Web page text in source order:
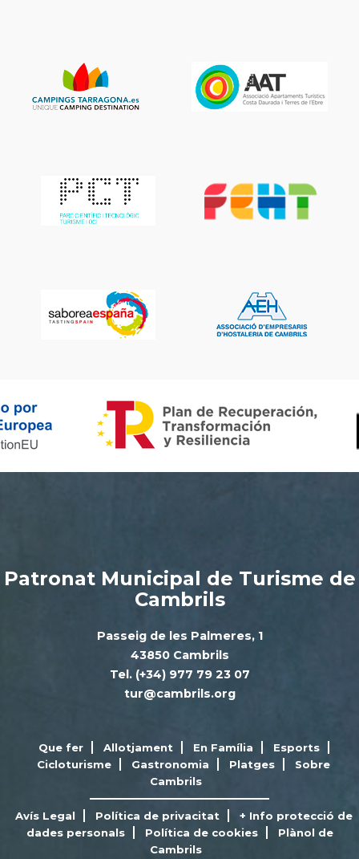
Patronat Municipal de Turisme de
Cambrils
Passeig de les Palmeres, 1
43850 Cambrils
Tel. (+34) 977 79 23 07
tur@cambrils.org
Que fer Allotjament En Família
Esports
Cicloturisme
Gastronomia Platges
Sobre
Cambrils
Avís Legal Política de privacitat
+ Info protecció de
dades personals
Política de cookies
Plànol de
Cambrils